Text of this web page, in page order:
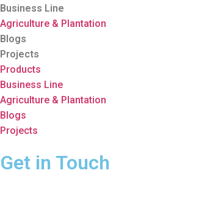
Business Line
Agriculture & Plantation
Blogs
Projects
Products
Business Line
Agriculture & Plantation
Blogs
Projects
Get in Touch